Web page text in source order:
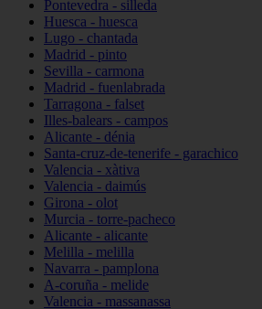
Pontevedra - silleda
Huesca - huesca
Lugo - chantada
Madrid - pinto
Sevilla - carmona
Madrid - fuenlabrada
Tarragona - falset
Illes-balears - campos
Alicante - dénia
Santa-cruz-de-tenerife - garachico
Valencia - xàtiva
Valencia - daimús
Girona - olot
Murcia - torre-pacheco
Alicante - alicante
Melilla - melilla
Navarra - pamplona
A-coruña - melide
Valencia - massanassa